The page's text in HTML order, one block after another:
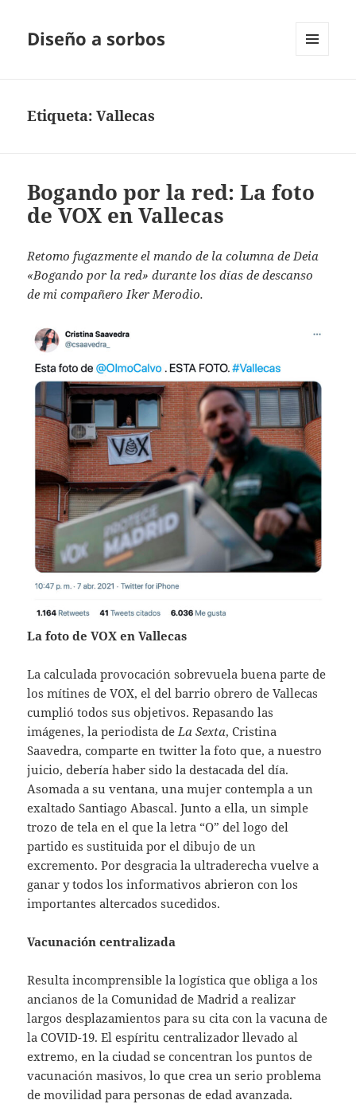
Diseño a sorbos
Etiqueta:Vallecas
Bogando por la red: La foto
de VOX en Vallecas
Retomo fugazmente el mando de la columna de Deia
«Bogando por la red» durante los días de descanso
de mi compañero Iker Merodio.
La foto de VOX en Vallecas
La calculada provocación sobrevuela buena parte de
los mítines de VOX, el del barrio obrero de Vallecas
cumplió todos sus objetivos. Repasando las
imágenes, la periodista deLa Sexta, Cristina
Saavedra, comparte en twitter la foto que, a nuestro
juicio, debería haber sido la destacada del día.
Asomada a su ventana, una mujer contempla a un
exaltado Santiago Abascal. Junto a ella, un simple
trozo de tela en el que la letra “O” del logo del
partido es sustituida por el dibujo de un
excremento. Por desgracia la ultraderecha vuelve a
ganar y todos los informativos abrieron con los
importantes altercados sucedidos.
Vacunación centralizada
Resulta incomprensible la logística que obliga a los
ancianos de la Comunidad de Madrid a realizar
largos desplazamientos para su cita con la vacuna de
la COVID-19. El espíritu centralizador llevado al
extremo, en la ciudad se concentran los puntos de
vacunación masivos, lo que crea un serio problema
de movilidad para personas de edad avanzada.